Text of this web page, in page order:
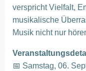
verspricht Vielfalt,
musikalische
Musik nicht nur
📅 Samstag, 06.